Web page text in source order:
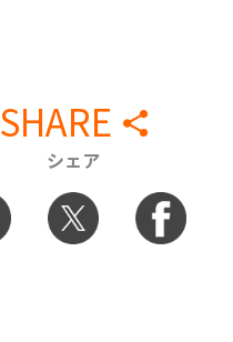
SHARE
シェア